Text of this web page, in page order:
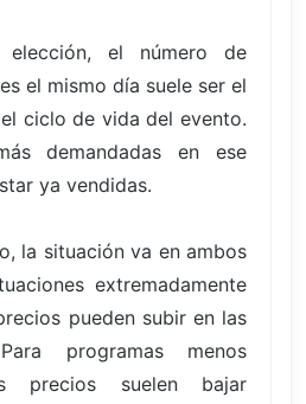
el número de
el mismo día suele ser el
ciclo de vida del evento.
demandadas en ese
ya vendidas.
la situación va en ambos
extremadamente
pueden subir en las
programas menos
precios suelen bajar